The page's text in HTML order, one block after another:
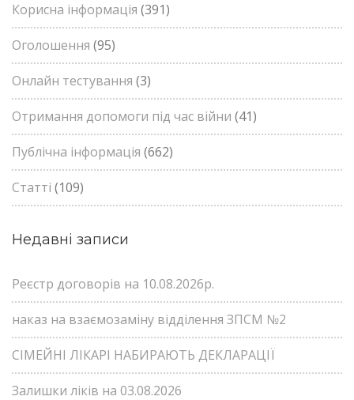
Корисна інформація (391)
Оголошення (95)
Онлайн тестування (3)
Отримання допомоги під час війни (41)
Публічна інформація (662)
Статті (109)
Недавні записи
Реєстр договорів на 10.08.2026р.
наказ на взаємозаміну відділення ЗПСМ №2
СІМЕЙНІ ЛІКАРІ НАБИРАЮТЬ ДЕКЛАРАЦІЇ
Залишки ліків на 03.08.2026